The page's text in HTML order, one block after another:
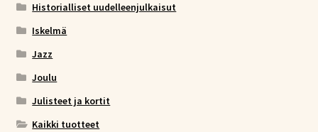
Historialliset uudelleenjulkaisut
Iskelmä
Jazz
Joulu
Julisteet ja kortit
Kaikki tuotteet